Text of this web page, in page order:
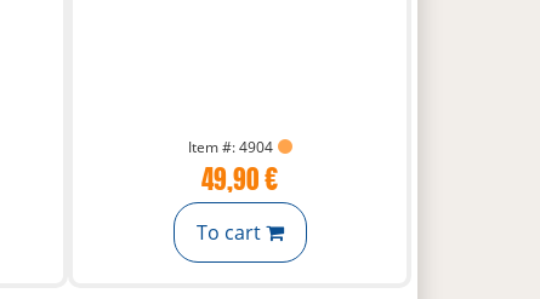
Item #: 4904
49,90 €
To cart